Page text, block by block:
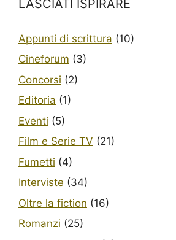
LASCIATI ISPIRARE
Appunti di scrittura (10)
Cineforum (3)
Concorsi (2)
Editoria (1)
Eventi (5)
Film e Serie TV (21)
Fumetti (4)
Interviste (34)
Oltre la fiction (16)
Romanzi (25)